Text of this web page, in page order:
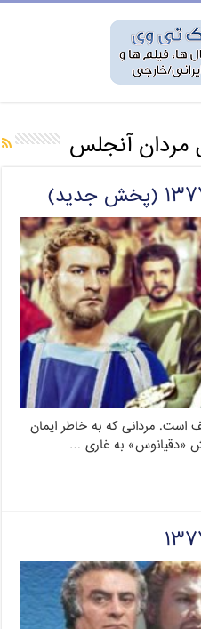
مردان آنجلس
مردانی که به خاطر ایمان
«دقیانوس» به غاری …